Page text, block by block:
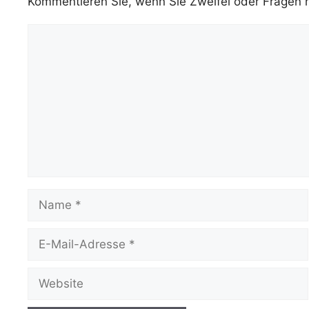
Mail-